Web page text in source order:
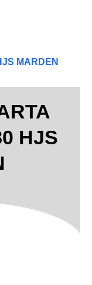
MARDEN
HJS